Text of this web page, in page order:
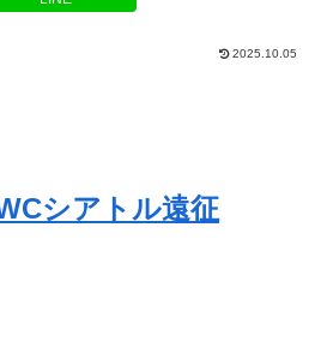
2025.10.05
シアトル遠征